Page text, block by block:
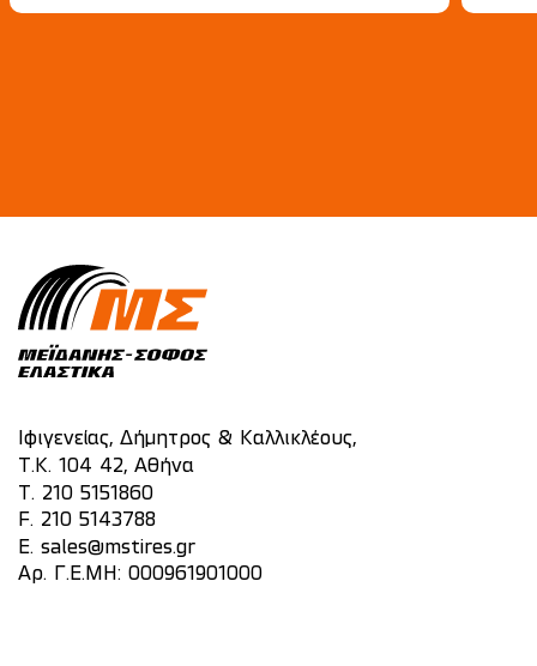
Ιφιγενείας, Δήμητρος & Καλλικλέους,
Τ.Κ. 104 42, Αθήνα
T. 210 5151860
F. 210 5143788
E. sales@mstires.gr
Αρ. Γ.Ε.ΜΗ: 000961901000